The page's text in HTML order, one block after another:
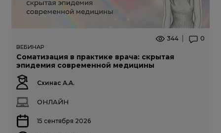
344 0
ВЕБИНАР
Соматизация в практике врача: скрытая
эпидемия современной медицины
Схинас А.А.
ОНЛАЙН
15 сентября 2026